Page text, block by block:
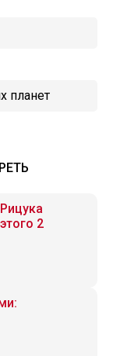
планет
2